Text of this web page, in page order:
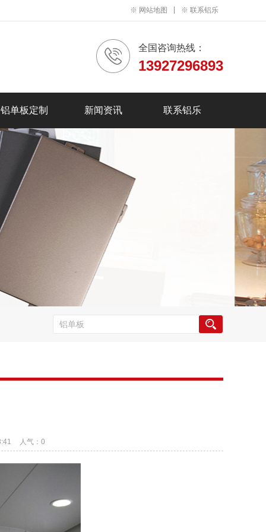
※ 网站地图 ※ 联系铝乐
全国咨询热线：
13927296893
铝单板定制 新闻资讯 联系铝乐
人气： 0